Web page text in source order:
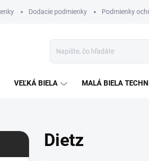
Dodacie podmienky Podmienky
VEĽKÁ BIELA MALÁ BIELA
Dietz